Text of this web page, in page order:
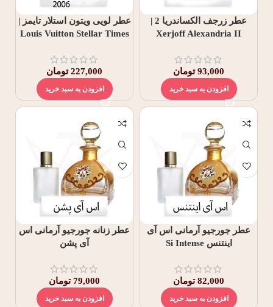
عطر زرجف الکساندریا 2 |
Xerjoff Alexandria II
93,000 تومان
افزودن به سبد خرید
عطر لویی ویتون استلار تایمز |
Louis Vuitton Stellar Times
227,000 تومان
افزودن به سبد خرید
عطر جورجیو آرمانی اس آی
اینتنس Si Intense
82,000 تومان
افزودن به سبد خرید
عطر زنانه جورجیو آرمانی اس
آی پشن
79,000 تومان
افزودن به سبد خرید